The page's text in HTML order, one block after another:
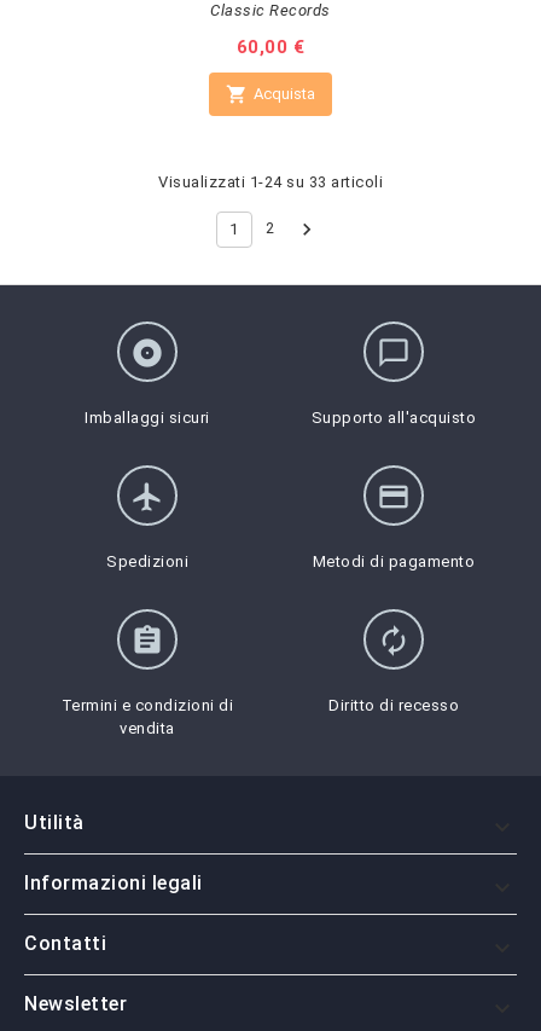
Classic Records
Prezzo
60,00 €
 Acquista
Visualizzati 1-24 su 33 articoli
1 2 
album
Imballaggi sicuri
chat_bubble_outline
Supporto all'acquisto
flight
Spedizioni
credit_card
Metodi di pagamento
assignment
Termini e condizioni di
vendita
autorenew
Diritto di recesso
Utilità
Informazioni legali
Contatti
Newsletter